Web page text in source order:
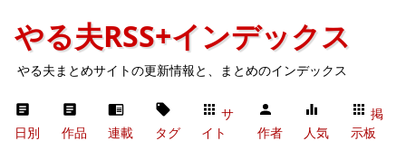
やる夫RSS+インデックス
やる夫まとめサイトの更新情報と、まとめのインデックス
日別 作品 連載 タグ
サ
イト
作者 人気
掲
示板